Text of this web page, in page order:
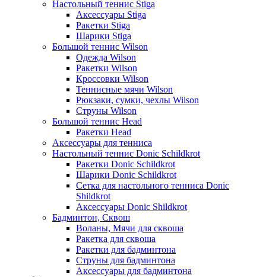
Настольный теннис Stiga
Аксессуары Stiga
Ракетки Stiga
Шарики Stiga
Большой теннис Wilson
Одежда Wilson
Ракетки Wilson
Кроссовки Wilson
Теннисные мячи Wilson
Рюкзаки, сумки, чехлы Wilson
Струны Wilson
Большой теннис Head
Ракетки Head
Аксессуары для тенниса
Настольный теннис Donic Schildkrot
Ракетки Donic Schildkrot
Шарики Donic Schildkrot
Сетка для настольного тенниса Donic
Shildkrot
Аксессуары Donic Shildkrot
Бадминтон, Сквош
Воланы, Мячи для сквоша
Ракетка для сквоша
Ракетки для бадминтона
Струны для бадминтона
Аксессуары для бадминтона